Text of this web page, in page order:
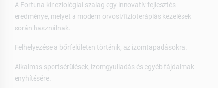
A Fortuna kineziológiai szalag egy innovatív fejlesztés
eredménye, melyet a modern orvosi/fizioterápiás kezelések
során használnak.
Felhelyezése a bőrfelületen történik, az izomtapadásokra.
Alkalmas sportsérülések, izomgyulladás és egyéb fájdalmak
enyhítésére.